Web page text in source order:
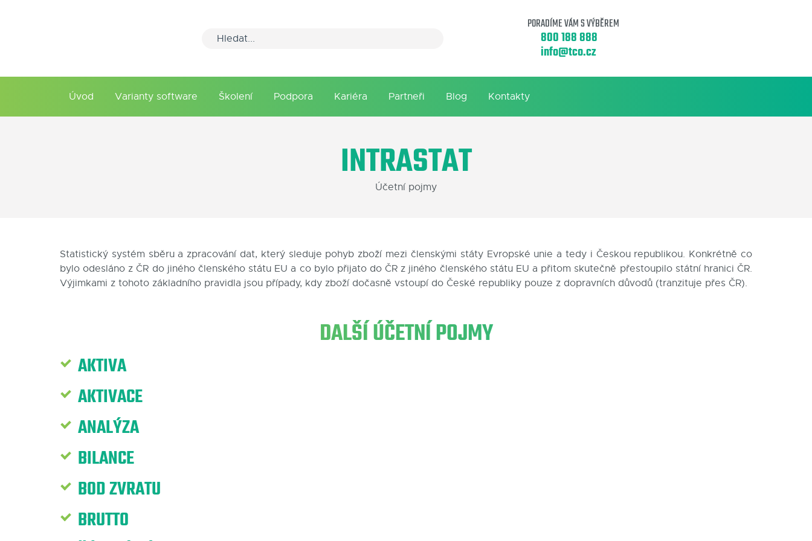
PORADÍME VÁM S VÝBĚREM
800 188 888
info@tco.cz
Úvod Varianty software Školení Podpora Kariéra Partneři Blog Kontakty
INTRASTAT
Účetní pojmy
Statistický systém sběru a zpracování dat, který sleduje pohyb zboží mezi členskými státy Evropské unie a tedy i Českou republikou. Konkrétně co
bylo odesláno z ČR do jiného členského státu EU a co bylo přijato do ČR z jiného členského státu EU a přitom skutečně přestoupilo státní hranici ČR.
Výjimkami z tohoto základního pravidla jsou případy, kdy zboží dočasně vstoupí do České republiky pouze z dopravních důvodů (tranzituje přes ČR).
DALŠÍ ÚČETNÍ POJMY
AKTIVA
AKTIVACE
ANALÝZA
BILANCE
BOD ZVRATU
BRUTTO